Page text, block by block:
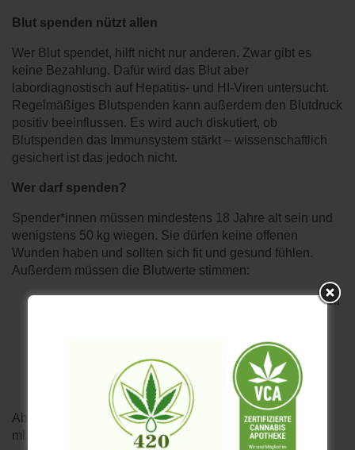
Blut spenden nützt allen
Wer Blut spendet, hilft nicht nur anderen. Zwar gibt es
keine Bezahlung. Dafür wird das Blut aber
labordiagnostisch auf Hepatitis- und HI-Viren untersucht.
Regelmäßiges Blutspenden kann außerdem den Blutdruck
positiv beeinflussen. Es wird auch diskutiert, ob
Blutspenden das Immunsystem stärkt – wissenschaftlich
gesichert ist das jedoch nicht.
Wer darf spenden?
Spender*innen müssen mindestens 18 Jahre alt sein und
wenigstens 50 kg wiegen. Sie dürfen keine offenen
Wunden haben und sollten sich fit und gesund fühlen.
Außerdem müssen die Blutwerte stimmen:
Der Wert für den roten Blutfarbstoff (Hämoglobin) soll
Der Puls sollte in Ruhe zwischen 50 und 110/min
betragen, der Blutdruck bei 100-180 mmHg
systolisch und unter 100 mmHg diastolisch liegen.
Abgenommen werden bei einer Blutentnahme etwa 500
ml. Zwischen zwei Vollbutspenden müssen mindestens